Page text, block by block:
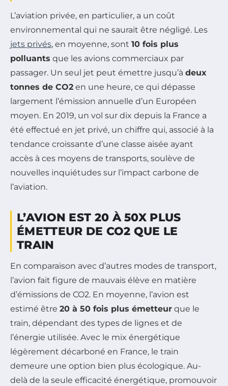
L’aviation privée, en particulier, a un coût
environnemental qui ne saurait être négligé. Les
jets privés, en moyenne, sont 10 fois plus
polluants que les avions commerciaux par
passager. Un seul jet peut émettre jusqu’à deux
tonnes de CO2 en une heure, ce qui dépasse
largement l’émission annuelle d’un Européen
moyen. En 2019, un vol sur dix depuis la France a
été effectué en jet privé, un chiffre qui, associé à la
tendance croissante d’une classe aisée ayant
accès à ces moyens de transports, soulève de
nouvelles inquiétudes sur l’impact carbone de
l’aviation.
L’AVION EST 20 À 50X PLUS
ÉMETTEUR DE CO2 QUE LE
TRAIN
En comparaison avec d’autres modes de transport,
l’avion fait figure de mauvais élève en matière
d’émissions de CO2. En moyenne, l’avion est
estimé être 20 à 50 fois plus émetteur que le
train, dépendant des types de lignes et de
l’énergie utilisée. Avec le mix énergétique
légèrement décarboné en France, le train
demeure une option bien plus écologique. Au-
delà de la seule efficacité énergétique, promouvoir